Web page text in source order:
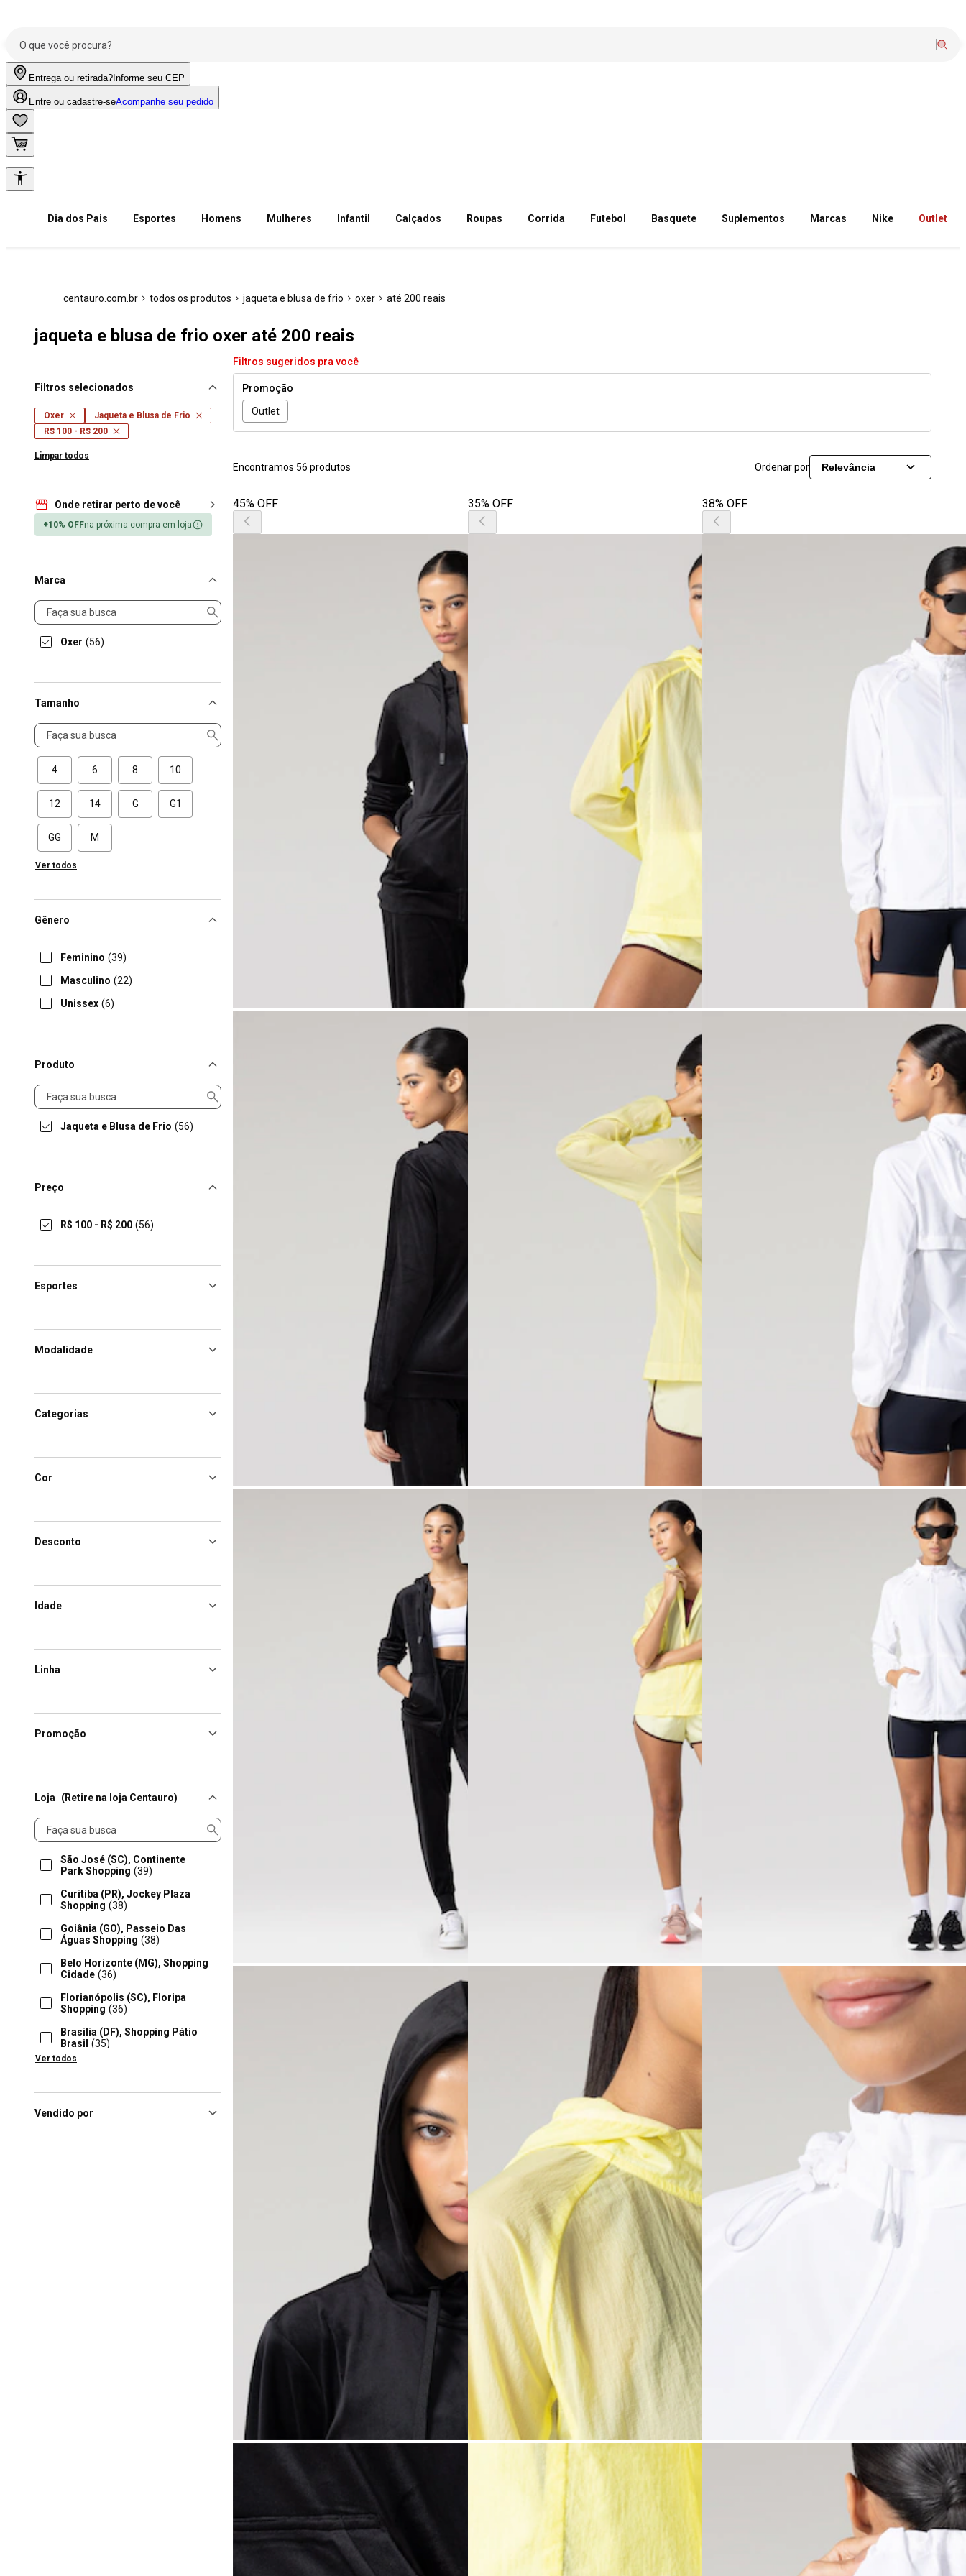
Entrega ou retirada? Informe seu CEP
Entre ou cadastre-seAcompanhe seu pedido
Dia dos Pais Esportes Homens Mulheres Infantil Calçados Roupas Corrida Futebol Basquete Suplementos Marcas Nike Outlet
centauro.com.br todos os produtos jaqueta e blusa de frio oxer até 200 reais
jaqueta e blusa de frio oxer até 200 reais
Filtros selecionados
Oxer
Jaqueta e Blusa de Frio
R$ 100 - R$ 200
Limpar todos
Onde retirar perto de você
+10% OFFna próxima compra em loja
Marca
Marca
Oxer (56)
Tamanho
Tamanho
4 6 8 10
12 14 G G1
GG M
Ver todos
Gênero
Feminino (39)
Masculino (22)
Unissex (6)
Produto
Produto
Jaqueta e Blusa de Frio (56)
Preço
R$ 100 - R$ 200 (56)
Esportes
Modalidade
Categorias
Cor
Desconto
Idade
Linha
Promoção
Loja (Retire na loja Centauro)
Loja
São José (SC), Continente
Park Shopping (39)
Curitiba (PR), Jockey Plaza
Shopping (38)
Goiânia (GO), Passeio Das
Águas Shopping (38)
Belo Horizonte (MG), Shopping
Cidade (36)
Florianópolis (SC), Floripa
Shopping (36)
Brasilia (DF), Shopping Pátio
Brasil (35)
Londrina (PR), Boulevard
Balneário Camboriú
Ver todos
Vendido por
Filtros sugeridos pra você
Promoção
Outlet
Encontramos 56 produtos Ordenar por Relevância
45% OFF 35% OFF 38% OFF